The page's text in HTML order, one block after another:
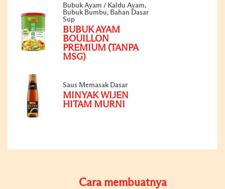
Bubuk Ayam / Kaldu Ayam,
Bubuk Bumbu, Bahan Dasar
Sup
BUBUK AYAM
BOUILLON
PREMIUM (TANPA
MSG)
Saus Memasak Dasar
MINYAK WIJEN
HITAM MURNI
Cara membuatnya